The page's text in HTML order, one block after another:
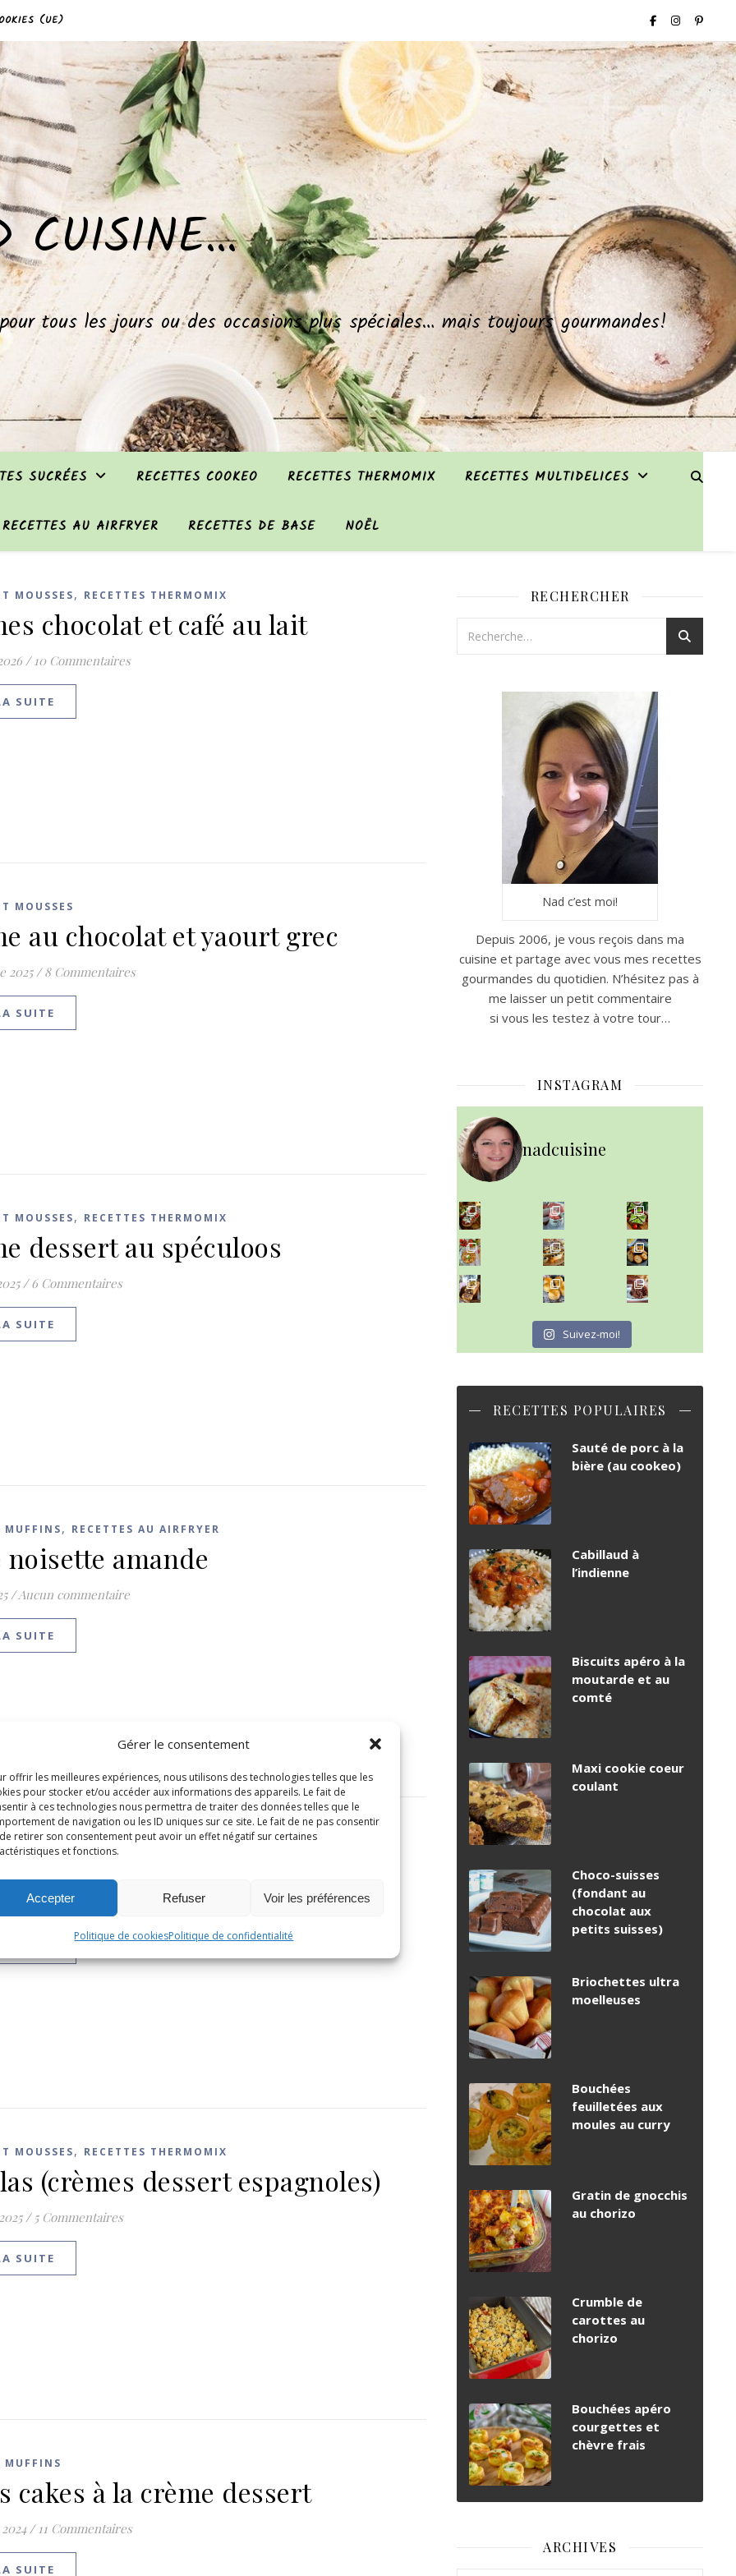
Gérer le consentement
offrir les meilleures expériences, nous utilisons des technologies telles que les
pour stocker et/ou accéder aux informations des appareils. Le fait de
à ces technologies nous permettra de traiter des données telles que le
de navigation ou les ID uniques sur ce site. Le fait de ne pas consentir
retirer son consentement peut avoir un effet négatif sur certaines
et fonctions.
Accepter Refuser Voir les préférences
Politique de cookiesPolitique de confidentialité
(UE)
CUISINE…
tous les jours ou des occasions plus spéciales… mais toujours gourmandes!
SUCRÉES RECETTES COOKEO RECETTES THERMOMIX RECETTES MULTIDELICES
RECETTES AU AIRFRYER RECETTES DE BASE NOËL
MOUSSES, RECETTES THERMOMIX
chocolat et café au lait
/ 10 Commentaires
SUITE
MOUSSES
au chocolat et yaourt grec
2025 / 8 Commentaires
SUITE
MOUSSES, RECETTES THERMOMIX
dessert au spéculoos
/ 6 Commentaires
SUITE
MUFFINS, RECETTES AU AIRFRYER
noisette amande
/Aucun commentaire
SUITE
MOUSSES,RECETTES THERMOMIX
dessert Ferrero Rocher
/ 16 Commentaires
SUITE
MOUSSES, RECETTES THERMOMIX
(crèmes dessert espagnoles)
/ 5 Commentaires
SUITE
MUFFINS
cakes à la crème dessert
/ 11 Commentaires
SUITE
RECHERCHER
Nad c’est moi!
Depuis 2006, je vous reçois dans ma
cuisine et partage avec vous mes recettes
gourmandes du quotidien. N’hésitez pas à
me laisser un petit commentaire
si vous les testez à votre tour…
INSTAGRAM
nadcuisine
~ NICE CREAM À LA FRAISE ~
Presque un mois que
~ SALADE DE PÂTES AUX DEUX TOMATES THON ET BURRA
~ FINANCIERS MYRTILLES ET CITRON ~
Aujourd'hu
~ BUNS MAISON ~
Un peu de boulange par ici au
~ GÂTEAU FONDANT CHOCO NOISETTE ~
C'est lundi
Suivez-moi!
RECETTES POPULAIRES
Sauté de porc à la
bière (au cookeo)
Cabillaud à
l’indienne
Biscuits apéro à la
moutarde et au
comté
Maxi cookie coeur
coulant
Choco-suisses
(fondant au
chocolat aux
petits suisses)
Briochettes ultra
moelleuses
Bouchées
feuilletées aux
moules au curry
Gratin de gnocchis
au chorizo
Crumble de
carottes au
chorizo
Bouchées apéro
courgettes et
chèvre frais
ARCHIVES